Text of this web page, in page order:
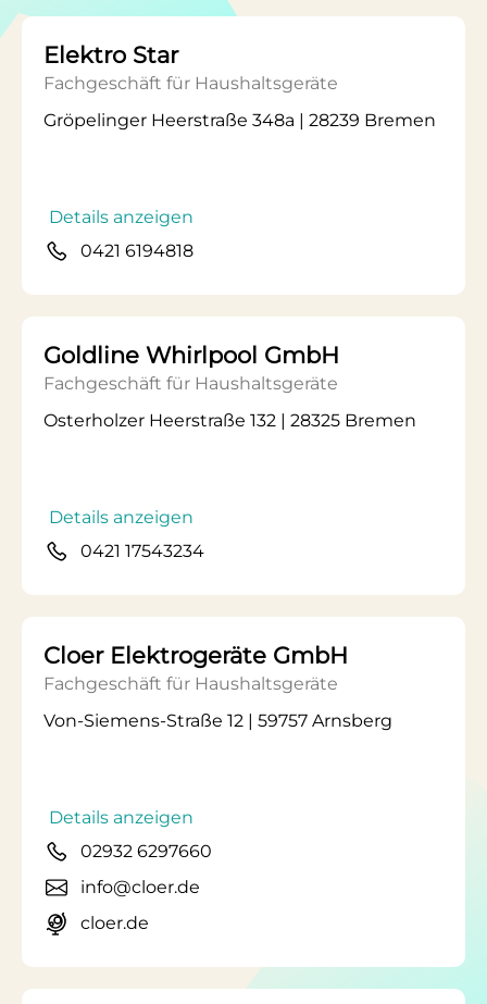
Elektro Star
Fachgeschäft für Haushaltsgeräte
Gröpelinger Heerstraße 348a | 28239 Bremen
Details anzeigen
0421 6194818
Goldline Whirlpool GmbH
Fachgeschäft für Haushaltsgeräte
Osterholzer Heerstraße 132 | 28325 Bremen
Details anzeigen
0421 17543234
Cloer Elektrogeräte GmbH
Fachgeschäft für Haushaltsgeräte
Von-Siemens-Straße 12 | 59757 Arnsberg
Details anzeigen
02932 6297660
info@cloer.de
cloer.de